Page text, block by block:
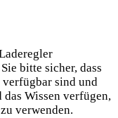
bitte ‌sicher, dass
sind und
Wissen verfügen,
verwenden.